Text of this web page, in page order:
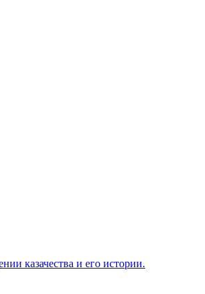
казачества и его истории.